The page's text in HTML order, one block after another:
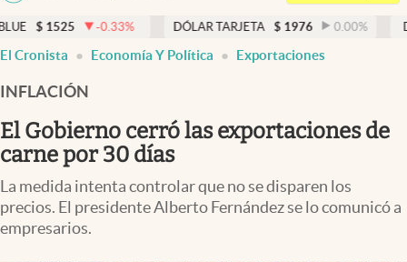
Uruguay
Economía y Política
Finanzas y Mercados
Mercados Online
Negocios
Columnistas
Apertura
-0.33% DÓLAR TARJETA $ 1976 0.00% DÓLAR MEP
El Cronista Economía Y Política Exportaciones
INFLACIÓN
El Gobierno cerró las exportaciones de
carne por 30 días
La medida intenta controlar que no se disparen los
precios. El presidente Alberto Fernández se lo comunicó a
empresarios.